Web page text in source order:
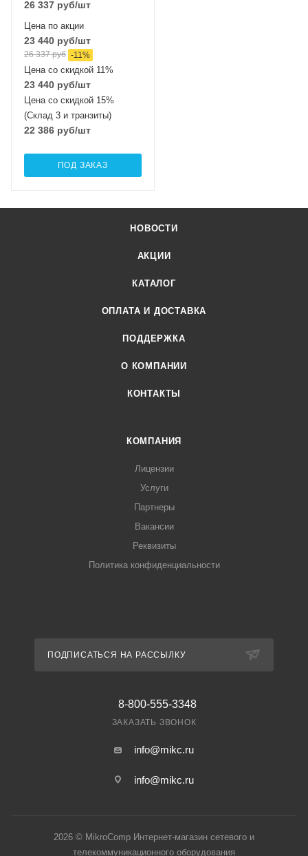
26 337 руб/шт
Цена по акции
23 440 руб/шт
26 337руб -11 %
Цена со скидкой 11%
23 440 руб/шт
Цена со скидкой 15%
(Склад 3 и транзиты)
22 386 руб/шт
ПОД ЗАКАЗ
НОВОСТИ
АКЦИИ
КАТАЛОГ
ОПЛАТА И ДОСТАВКА
ПОДДЕРЖКА
О КОМПАНИИ
КОНТАКТЫ
КОМПАНИЯ
Лицензии
Услуги
Партнеры
Вакансии
Реквизиты
Политика конфиденциальности
ПОДПИСАТЬСЯ НА РАССЫЛКУ
8-800-555-3348
ЗАКАЗАТЬ ЗВОНОК
info@mikc.ru
info@mikc.ru
2026 © MikroComp Интернет-магазин сетевого и
телекоммуникационного оборудования